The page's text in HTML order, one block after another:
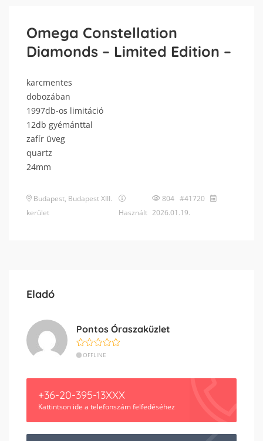
Omega Constellation
Diamonds – Limited Edition –
karcmentes
dobozában
1997db-os limitáció
12db gyémánttal
zafír üveg
quartz
24mm
Budapest, Budapest XIII.
kerület
Használt
804 #41720
2026.01.19.
Eladó
Pontos Óraszaküzlet
OFFLINE
+36-20-395-13XXX
Kattintson ide a telefonszám felfedéséhez